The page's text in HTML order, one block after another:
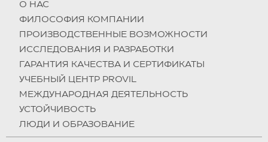
О НAC
ФИЛОСОФИЯ КОМПАНИИ
ПРОИЗВОДСТВЕННЫЕ ВОЗМОЖНОСТИ
ИССЛЕДОВАНИЯ И РАЗРАБОТКИ
ГАРАНТИЯ КАЧЕСТВА И СЕРТИФИКАТЫ
УЧЕБНЫЙ ЦЕНТР PROVIL
МЕЖДУНАРОДНАЯ ДЕЯТЕЛЬНОСТЬ
УСТОЙЧИВОСТЬ
ЛЮДИ И ОБРАЗОВАНИЕ